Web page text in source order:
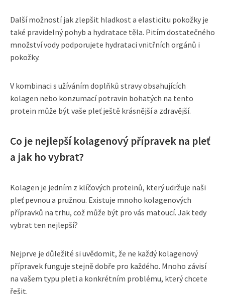
Další možností jak zlepšit hladkost a elasticitu pokožky je
také pravidelný pohyb a hydratace těla. Pitím dostatečného
množství vody podporujete hydrataci vnitřních orgánů i
pokožky.
V kombinaci s užíváním doplňků stravy obsahujících
kolagen nebo konzumací potravin bohatých na tento
protein může být vaše pleť ještě krásnější a zdravější.
Co je nejlepší kolagenový přípravek na pleť
a jak ho vybrat?
Kolagen je jedním z klíčových proteinů, který udržuje naši
pleť pevnou a pružnou. Existuje mnoho kolagenových
přípravků na trhu, což může být pro vás matoucí. Jak tedy
vybrat ten nejlepší?
Nejprve je důležité si uvědomit, že ne každý kolagenový
přípravek funguje stejně dobře pro každého. Mnoho závisí
na vašem typu pleti a konkrétním problému, který chcete
řešit.